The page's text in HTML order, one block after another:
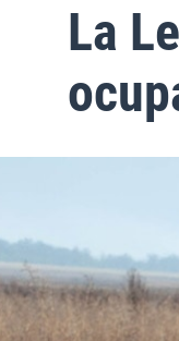
La